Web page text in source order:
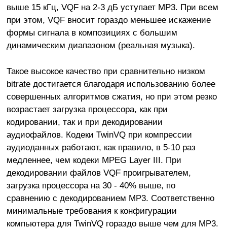
выше 15 кГц, VQF на 2-3 дБ уступает MP3. При всем
при этом, VQF вносит гораздо меньшее искажение
формы сигнала в композициях с большим
динамическим диапазоном (реальная музыка).
Такое высокое качество при сравнительно низком
bitrate достигается благодаря использованию более
совершенных алгоритмов сжатия, но при этом резко
возрастает загрузка процессора, как при
кодировании, так и при декодировании
аудиофайлов. Кодеки TwinVQ при компрессии
аудиоданных работают, как правило, в 5-10 раз
медленнее, чем кодеки MPEG Layer III. При
декодировании файлов VQF проигрывателем,
загрузка процессора на 30 - 40% выше, по
сравнению с декодированием MP3. Соответственно
минимальные требования к конфигурации
компьютера для TwinVQ гораздо выше чем для MP3.